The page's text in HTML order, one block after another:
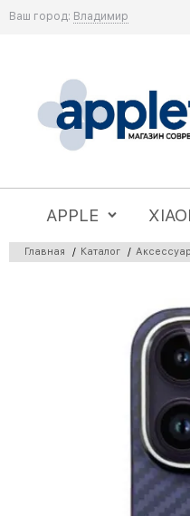
Ваш город: Владимир
APPLE
Главная / Каталог /